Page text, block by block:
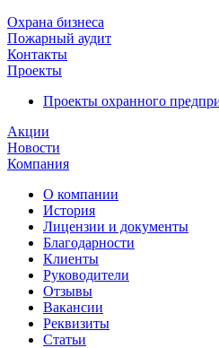
Охрана бизнеса
Пожарный аудит
Контакты
Проекты
Проекты охранного
Акции
Новости
Компания
О компании
История
Лицензии и документы
Благодарности
Клиенты
Руководители
Отзывы
Вакансии
Реквизиты
Статьи